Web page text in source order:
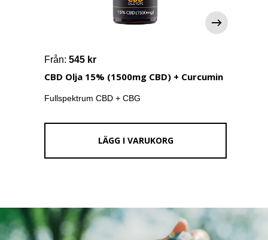
CBD Olja 15% (1500mg CBD) + Curcumin
Från:545 kr
Fullspektrum CBD + CBG
LÄGG I VARUKORG